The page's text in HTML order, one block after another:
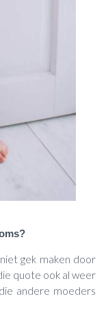
gek maken door
quote ook al weer
andere moeders